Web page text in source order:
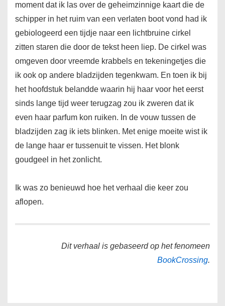
moment dat ik las over de geheimzinnige kaart die de
schipper in het ruim van een verlaten boot vond had ik
gebiologeerd een tijdje naar een lichtbruine cirkel
zitten staren die door de tekst heen liep. De cirkel was
omgeven door vreemde krabbels en tekeningetjes die
ik ook op andere bladzijden tegenkwam. En toen ik bij
het hoofdstuk belandde waarin hij haar voor het eerst
sinds lange tijd weer terugzag zou ik zweren dat ik
even haar parfum kon ruiken. In de vouw tussen de
bladzijden zag ik iets blinken. Met enige moeite wist ik
de lange haar er tussenuit te vissen. Het blonk
goudgeel in het zonlicht.
Ik was zo benieuwd hoe het verhaal die keer zou
aflopen.
Dit verhaal is gebaseerd op het fenomeen
BookCrossing.